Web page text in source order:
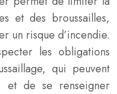
et des broussailles,
un risque d’incendie.
les obligations
qui peuvent
et de se renseigner